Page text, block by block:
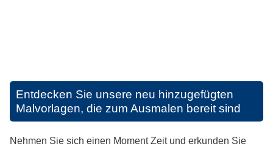
Entdecken Sie unsere neu hinzugefügten
Malvorlagen, die zum Ausmalen bereit sind
Nehmen Sie sich einen Moment Zeit und erkunden Sie